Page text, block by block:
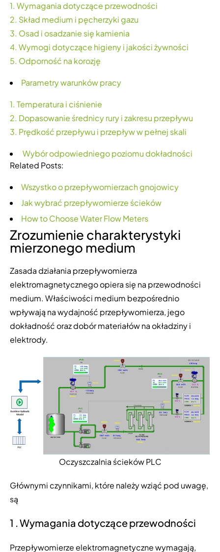
1. Wymagania dotyczące przewodności
2. Skład medium i pęcherzyki gazu
3. Osad i osadzanie się kamienia
4. Wymogi dotyczące higieny i jakości żywności
5. Odporność na korozję
Parametry warunków pracy
1. Temperatura i ciśnienie
2. Dopasowanie średnicy rury i zakresu przepływu
3. Prędkość przepływu i przepływ w pełnej skali
Wybór odpowiedniego poziomu dokładności
Related Posts:
Wszystko o przepływomierzach gnojowicy
Jak wybrać przepływomierze ścieków
How to Choose Water Flow Meters
Zrozumienie charakterystyki
mierzonego medium
Zasada działania przepływomierza
elektromagnetycznego opiera się na przewodności
medium. Właściwości medium bezpośrednio
wpływają na wydajność przepływomierza, jego
dokładność oraz dobór materiałów na okładziny i
elektrody.
Oczyszczalnia ścieków PLC
Głównymi czynnikami, które należy wziąć pod uwagę,
są
1 . Wymagania dotyczące przewodności
Przepływomierze elektromagnetyczne wymagają,